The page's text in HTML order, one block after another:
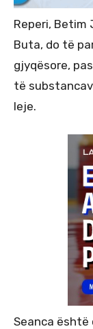
Reperi, Betim
Buta, do të
gjyqësore,
të
leje.
Seanca